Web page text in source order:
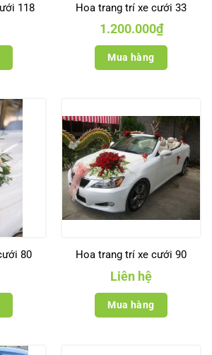
118 Hoa trang trí xe cưới 33
1.200.000₫
Mua hàng
80 Hoa trang trí xe cưới 90
Liên hệ
Mua hàng